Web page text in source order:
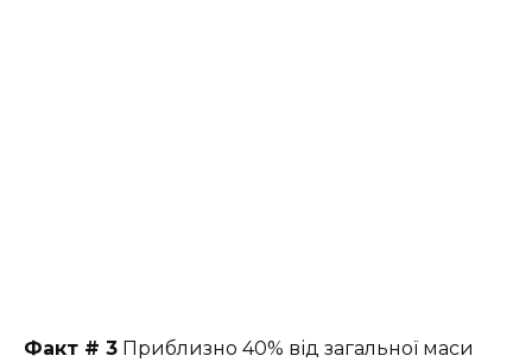
Факт # 3 Приблизно 40% від загальної маси